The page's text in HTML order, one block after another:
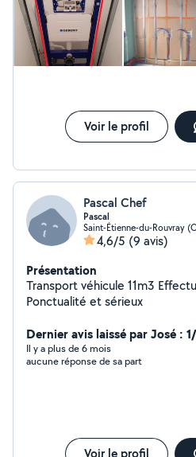
dépannage de serrurerie...
peints, fibre... - Pose de
bandes... - Débouchage des
au Karcher. Bricolage en tout
Voir le profil
Pascal Chef
Pascal
Saint-Étienne-du-Rouvray
4,6/5 (9 avis)
Présentation
Transport véhicule 11m3
Ponctualité et sérieux
Dernier avis laissé par José :
Il y a plus de 6 mois
aucune réponse de sa part
Voir le profil